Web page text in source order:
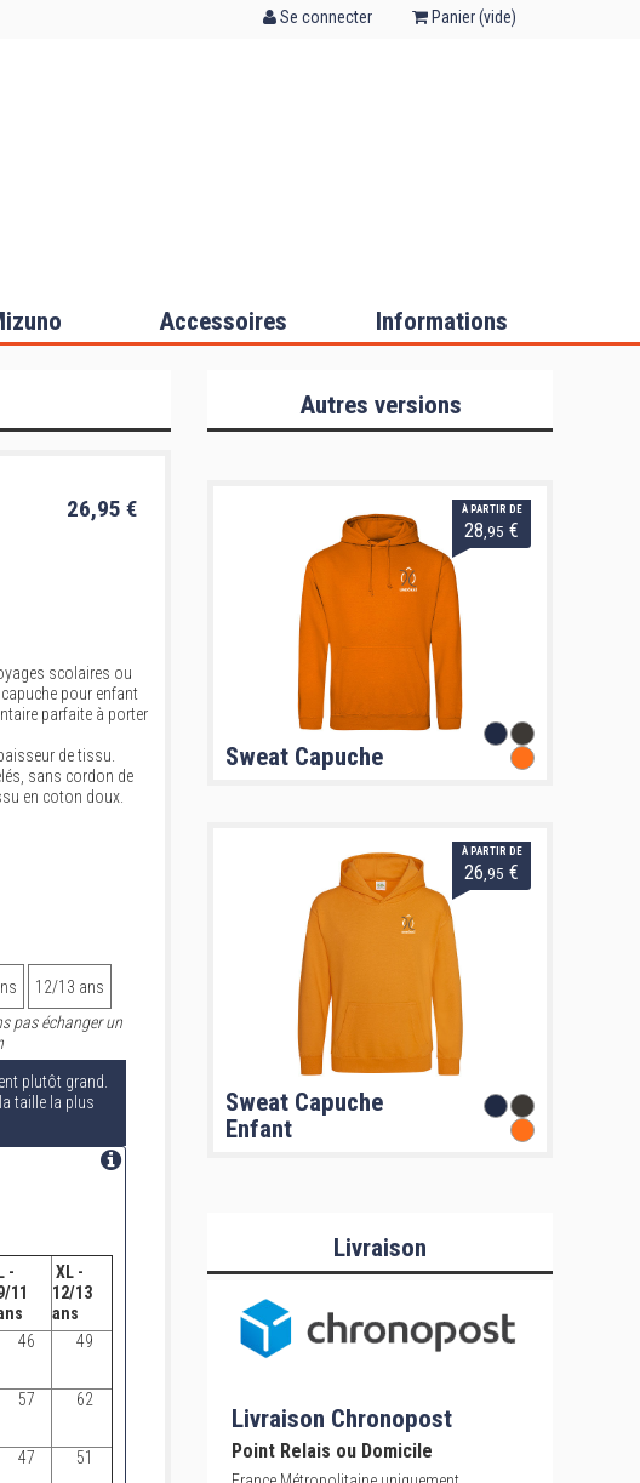
Se connecter Panier (vide)
Accessoires Informations
26,95 €
scolaires ou
pour enfant
parfaite à porter
de tissu.
sans cordon de
en coton doux.
12/13 ans
pas échanger un
plutôt grand.
taille la plus
L -
11
XL -
12/13
ans
46 49
57 62
47 51
Autres versions
À PARTIR DE
28 ,95 €
Sweat Capuche
À PARTIR DE
26 ,95 €
Sweat Capuche
Enfant
Livraison
Livraison Chronopost
Point Relais ou Domicile